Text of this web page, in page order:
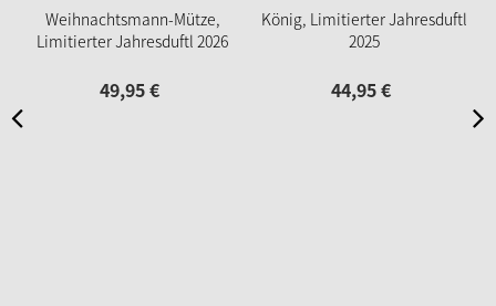
Weihnachtsmann-Mütze,
Limitierter Jahresduftl 2026
49,95€
König, Limitierter Jahresduftl
2025
44,95€